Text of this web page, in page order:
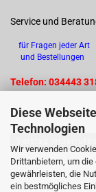
Diese
Technologien
Wir verwenden
Drittanbietern, um
gewährleisten, die
ein bestmögliches
Service und
für Fragen jeder Art
und Bestellungen
Telefon: 034443